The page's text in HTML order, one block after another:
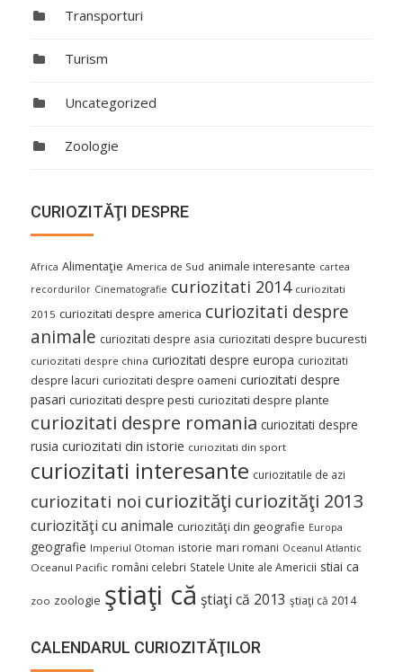
Transporturi
Turism
Uncategorized
Zoologie
CURIOZITĂŢI DESPRE
Africa Alimentaţie America de Sud animale interesante cartea
recordurilor Cinematografie curiozitati 2014 curiozitati
2015 curiozitati despre america curiozitati despre
animale curiozitati despre asia curiozitati despre bucuresti
curiozitati despre china curiozitati despre europa curiozitati
despre lacuri curiozitati despre oameni curiozitati despre
pasari curiozitati despre pesti curiozitati despre plante
curiozitati despre romania curiozitati despre
rusia curiozitati din istorie curiozitati din sport
curiozitati interesante curiozitatile de azi
curiozitati noi curiozităţi curiozităţi 2013
curiozităţi cu animale curiozităţi din geografie Europa
geografie Imperiul Otoman istorie mari romani Oceanul Atlantic
Oceanul Pacific români celebri Statele Unite ale Americii stiai ca
zoo zoologie ştiaţi că ştiaţi că 2013 ştiaţi că 2014
CALENDARUL CURIOZITĂŢILOR